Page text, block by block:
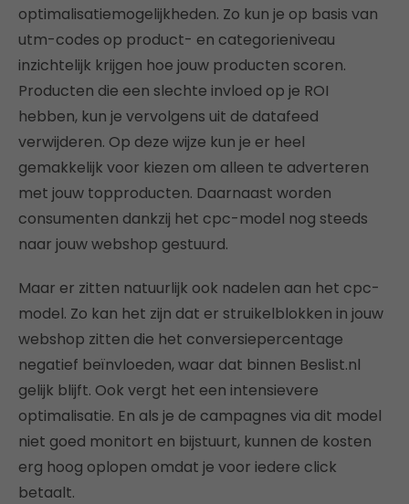
optimalisatiemogelijkheden. Zo kun je op basis van
utm-codes op product- en categorieniveau
inzichtelijk krijgen hoe jouw producten scoren.
Producten die een slechte invloed op je ROI
hebben, kun je vervolgens uit de datafeed
verwijderen. Op deze wijze kun je er heel
gemakkelijk voor kiezen om alleen te adverteren
met jouw topproducten. Daarnaast worden
consumenten dankzij het cpc-model nog steeds
naar jouw webshop gestuurd.
Maar er zitten natuurlijk ook nadelen aan het cpc-
model. Zo kan het zijn dat er struikelblokken in jouw
webshop zitten die het conversiepercentage
negatief beïnvloeden, waar dat binnen Beslist.nl
gelijk blijft. Ook vergt het een intensievere
optimalisatie. En als je de campagnes via dit model
niet goed monitort en bijstuurt, kunnen de kosten
erg hoog oplopen omdat je voor iedere click
betaalt.